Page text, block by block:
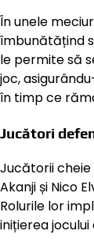
În unele
îmbunătățind
le permite să
joc,
în timp ce
Jucători
Jucătorii cheie
Akanji și Nico
Rolurile lor
inițierea